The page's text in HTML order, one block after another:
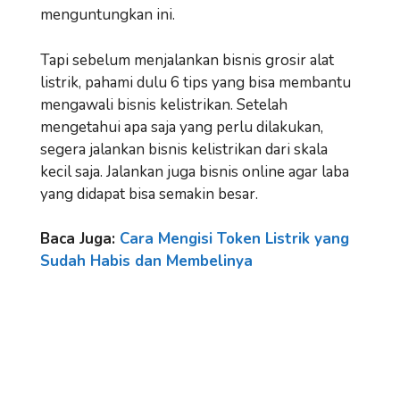
menguntungkan ini.
Tapi sebelum menjalankan bisnis grosir alat
listrik, pahami dulu 6 tips yang bisa membantu
mengawali bisnis kelistrikan. Setelah
mengetahui apa saja yang perlu dilakukan,
segera jalankan bisnis kelistrikan dari skala
kecil saja. Jalankan juga bisnis online agar laba
yang didapat bisa semakin besar.
Baca Juga: Cara Mengisi Token Listrik yang
Sudah Habis dan Membelinya